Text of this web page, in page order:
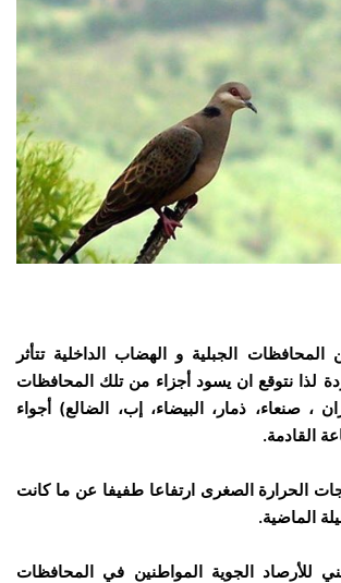
الجبلية و الهضاب الداخلية تتأثر
لذا نتوقع ان يسود أجزاء من تلك المحافظات
صنعاء، ذمار، البيضاء، إب، الضالع) أجواء
الحرارة الصغرى ارتفاعا طفيفا عن ما كانت
الماضية.
للأرصاد الجوية المواطنين في المحافظات